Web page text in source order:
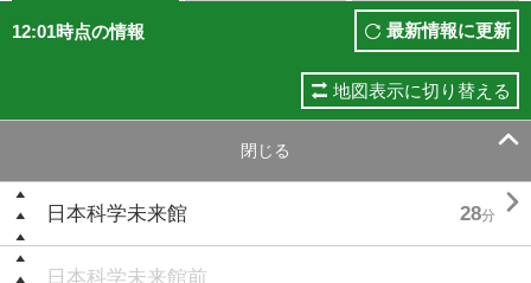
12:01時点の情報 最新情報に更新
地図表示に切り替える
閉じる 
日本科学未来館 28分 
日本科学未来館前